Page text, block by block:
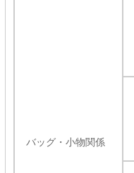
バッグ・小物関係